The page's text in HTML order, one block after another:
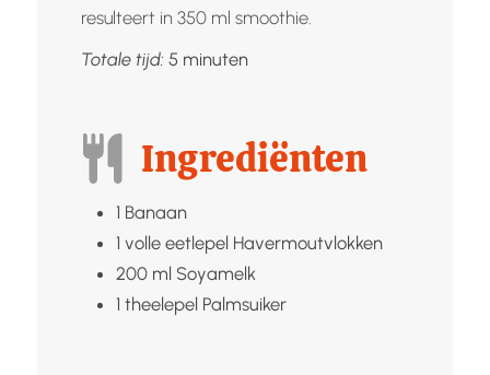
resulteert in 350 ml smoothie.
Totale tijd: 5minuten
minuten
Ingrediënten
1 Banaan
1 volle eetlepel Havermoutvlokken
200 ml Soyamelk
1 theelepel Palmsuiker